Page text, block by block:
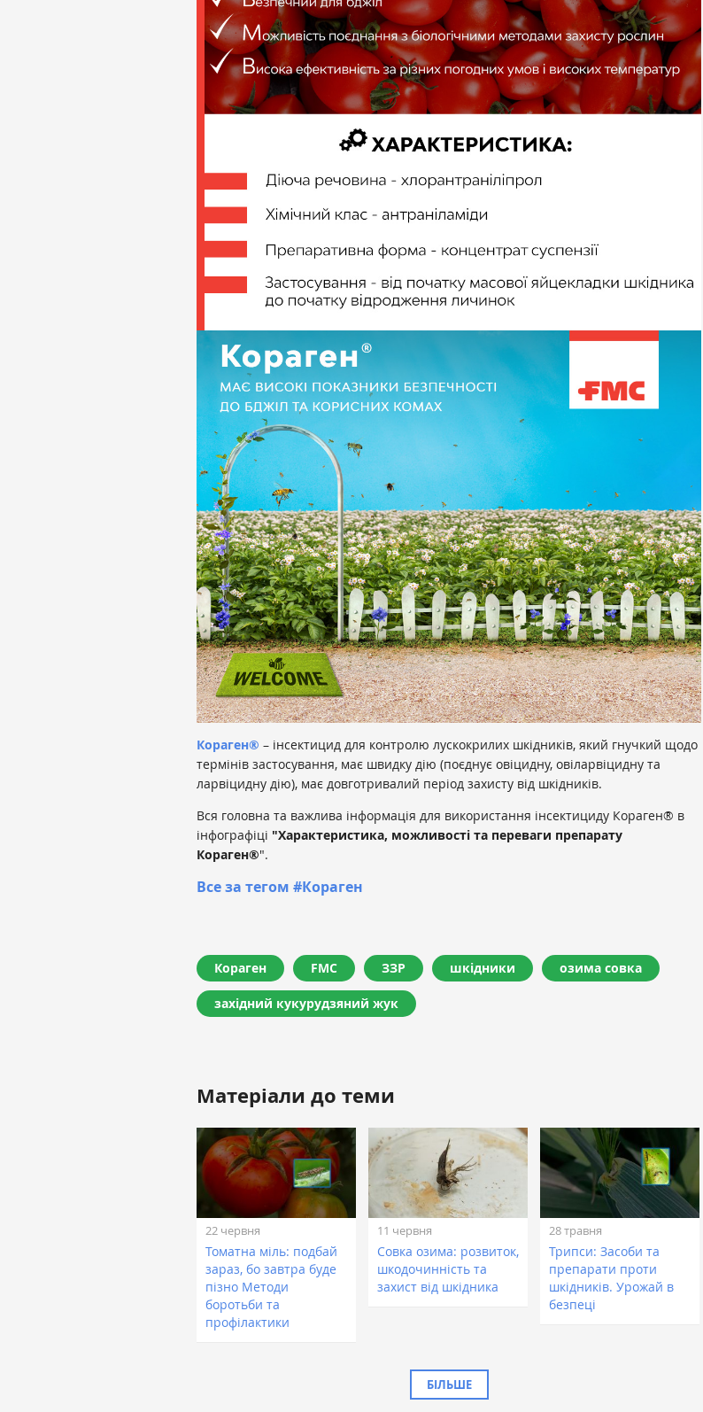
Кораген® – інсектицид для контролю лускокрилих шкідників, який гнучкий щодо
термінів застосування, має швидку дію (поєднує овіцидну, овіларвіцидну та
ларвіцидну дію), має довготривалий період захисту від шкідників.
Вся головна та важлива інформація для використання інсектициду Кораген® в
інфографіці "Хaрaктеристикa, можливості тa перевaги препарату
Кораген®".
Все за тегом #Кораген
Кораген FMC ЗЗР шкідники озима совка
західний кукурудзяний жук
Матеріали до теми
22 червня
Томатна міль: подбай
зараз, бо завтра буде
пізно Методи
боротьби та
профілактики
11 червня
Совка озима: розвиток,
шкодочинність та
захист від шкідника
28 травня
Трипси: Засоби та
препарати проти
шкідників. Урожай в
безпеці
БІЛЬШЕ